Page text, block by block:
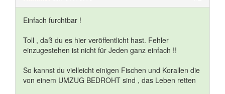
Einfach furchtbar !
Toll , daß du es hier veröffentlicht hast. Fehler
einzugestehen ist nicht für Jeden ganz einfach !!
So kannst du vielleicht einigen Fischen und Korallen die
von einem UMZUG BEDROHT sind , das Leben retten